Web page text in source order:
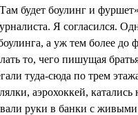
будет боулинг и
Я согласился.
а уж тем более до
то, чего пишущая
туда-сюда по трем
аэрохоккей,
руки в банки с